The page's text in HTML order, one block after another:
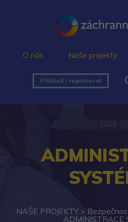
O nás Naše projekty
Přihlásit / registrovat
NAŠE PROJEKTY >
ADMINISTRACE